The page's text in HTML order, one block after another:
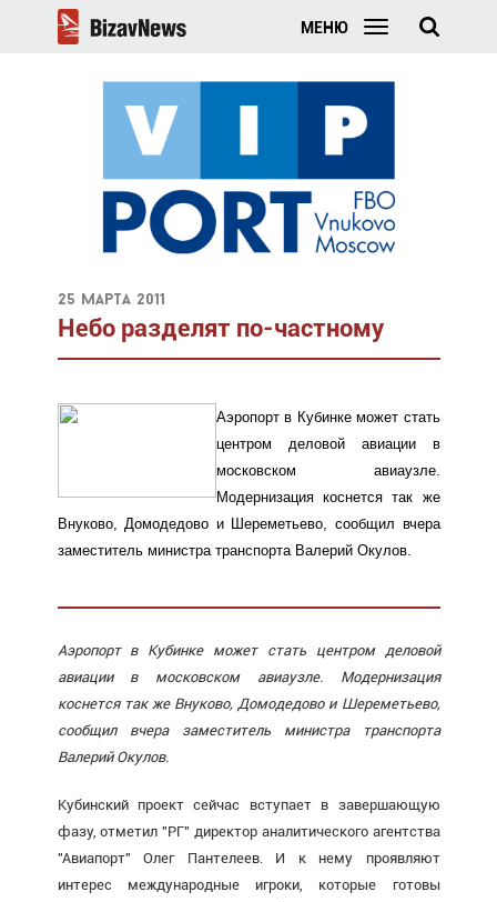
МЕНЮ
25 марта 2011
Небо разделят по-частному
Аэропорт в Кубинке может стать
центром деловой авиации в
московском авиаузле.
Модернизация коснется так же
Внуково, Домодедово и Шереметьево, сообщил вчера
заместитель министра транспорта Валерий Окулов.
Аэропорт в Кубинке может стать центром деловой
авиации в московском авиаузле. Модернизация
коснется так же Внуково, Домодедово и Шереметьево,
сообщил вчера заместитель министра транспорта
Валерий Окулов.
Кубинский проект сейчас вступает в завершающую
фазу, отметил "РГ" директор аналитического агентства
"Авиапорт" Олег Пантелеев. И к нему проявляют
интерес международные игроки, которые готовы